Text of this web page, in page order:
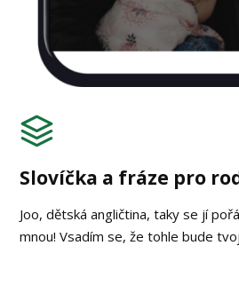
Slovíčka a fráze pro
Joo, dětská angličtina, taky se jí
mnou! Vsadím se, že tohle bude